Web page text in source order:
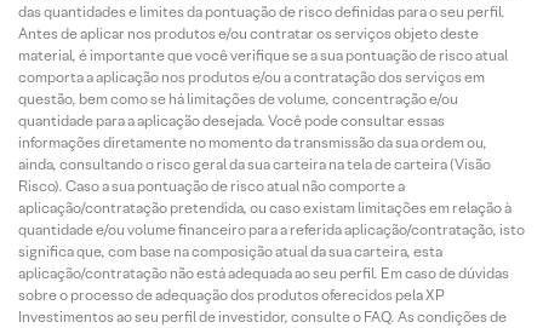
das quantidades e limites da pontuação de risco definidas para o seu perfil.
Antes de aplicar nos produtos e/ou contratar os serviços objeto deste
material, é importante que você verifique se a sua pontuação de risco atual
comporta a aplicação nos produtos e/ou a contratação dos serviços em
questão, bem como se há limitações de volume, concentração e/ou
quantidade para a aplicação desejada. Você pode consultar essas
informações diretamente no momento da transmissão da sua ordem ou,
ainda, consultando o risco geral da sua carteira na tela de carteira (Visão
Risco). Caso a sua pontuação de risco atual não comporte a
aplicação/contratação pretendida, ou caso existam limitações em relação à
quantidade e/ou volume financeiro para a referida aplicação/contratação, isto
significa que, com base na composição atual da sua carteira, esta
aplicação/contratação não está adequada ao seu perfil. Em caso de dúvidas
sobre o processo de adequação dos produtos oferecidos pela XP
Investimentos ao seu perfil de investidor, consulte o FAQ. As condições de